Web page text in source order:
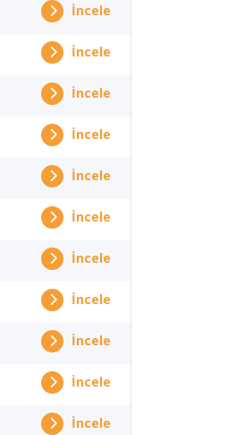
İncele
İncele
İncele
İncele
İncele
İncele
İncele
İncele
İncele
İncele
İncele